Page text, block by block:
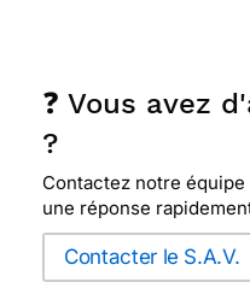
❓ Vous avez
?
Contactez notre
une réponse
Contacter le S.A.V.